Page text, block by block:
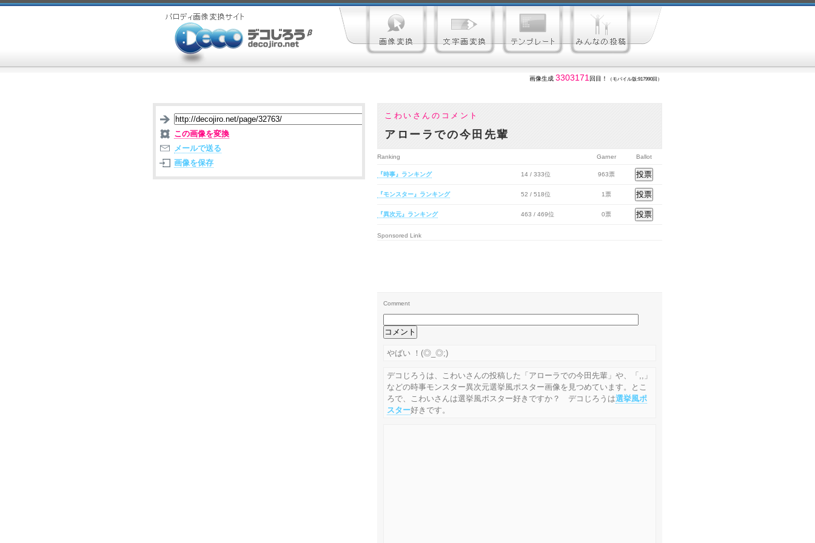
画像生成 3303171 回目！ （モバイル版:917990回）
こわいさんのコメント
アローラでの今田先輩
この画像を変換
メールで送る
画像を保存
Ranking Garner Ballot
『時事』ランキング 14 / 333位 963票
『モンスター』ランキング 52 / 518位 1票
『異次元』ランキング 463 / 469位 0票
Sponsored Link
Comment
やばい ！(◎_◎;)
デコじろうは、こわいさんの投稿した「アローラでの今田先輩」や、「,,」
などの時事モンスター異次元選挙風ポスター画像を見つめています。とこ
ろで、こわいさんは選挙風ポスター好きですか？ デコじろうは選挙風ポ
スター好きです。